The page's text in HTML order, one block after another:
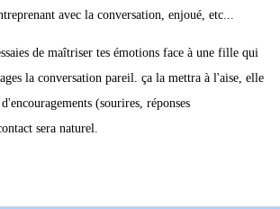
avec la conversation, enjoué, etc...
de maîtriser tes émotions face à une fille qui
la conversation pareil. ça la mettra à l'aise, elle
(sourires, réponses
sera naturel.